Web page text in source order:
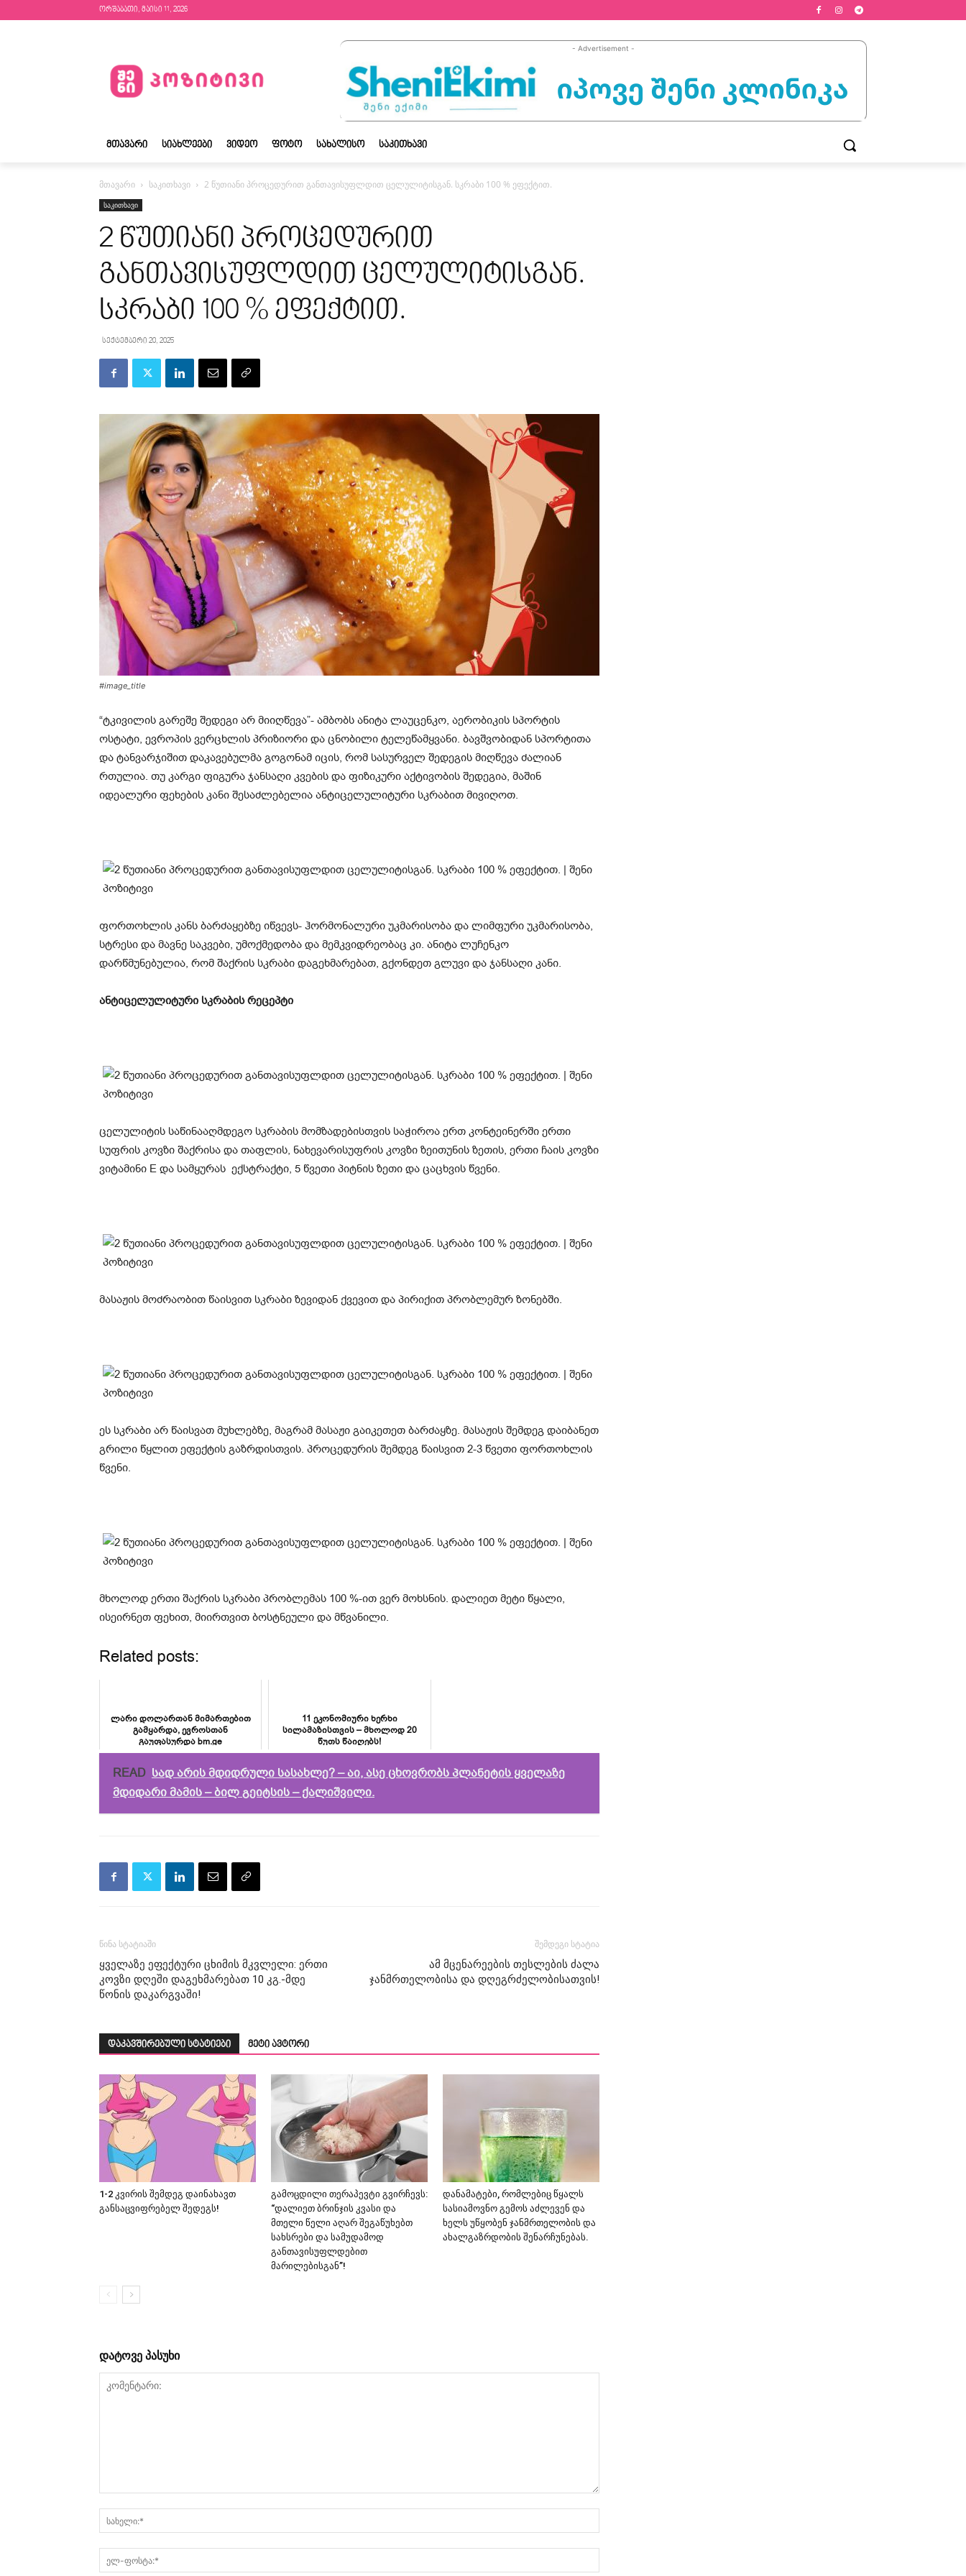
ორშაბათი, მაისი 11, 2026
- Advertisement -
ᲛᲗᲐᲕᲐᲠᲘ ᲡᲘᲐᲮᲚᲔᲔᲑᲘ ᲕᲘᲓᲔᲝ ᲤᲝᲢᲝ ᲡᲐᲮᲐᲚᲘᲡᲝ ᲡᲐᲙᲘᲗᲮᲐᲕᲘ
მთავარი საკითხავი 2 წუთიანი პროცედურით განთავისუფლდით ცელულიტისგან. სკრაბი 100 % ეფექტით.
საკითხავი
2 წუთიანი პროცედურით
განთავისუფლდით ცელულიტისგან.
სკრაბი 100 % ეფექტით.
სექტემბერი 20, 2025
#image_title
“ტკივილის გარეშე შედეგი არ მიიღწევა”- ამბობს ანიტა ლაუცენკო, აერობიკის სპორტის
ოსტატი, ევროპის ვერცხლის პრიზიორი და ცნობილი ტელეწამყვანი. ბავშვობიდან სპორტითა
და ტანვარჯიშით დაკავებულმა გოგონამ იცის, რომ სასურველ შედეგის მიღწევა ძალიან
რთულია. თუ კარგი ფიგურა ჯანსაღი კვების და ფიზიკური აქტივობის შედეგია, მაშინ
იდეალური ფეხების კანი შესაძლებელია ანტიცელულიტური სკრაბით მივიღოთ.
ფორთოხლის კანს ბარძაყებზე იწვევს- ჰორმონალური უკმარისობა და ლიმფური უკმარისობა,
სტრესი და მავნე საკვები, უმოქმედობა და მემკვიდრეობაც კი. ანიტა ლუჩენკო
დარწმუნებულია, რომ შაქრის სკრაბი დაგეხმარებათ, გქონდეთ გლუვი და ჯანსაღი კანი.
ანტიცელულიტური სკრაბის რეცეპტი
ცელულიტის საწინააღმდეგო სკრაბის მომზადებისთვის საჭიროა ერთ კონტეინერში ერთი
სუფრის კოვზი შაქრისა და თაფლის, ნახევარისუფრის კოვზი ზეითუნის ზეთის, ერთი ჩაის კოვზი
ვიტამინი E და სამყურას ექსტრაქტი, 5 წვეთი პიტნის ზეთი და ცაცხვის წვენი.
მასაჟის მოძრაობით წაისვით სკრაბი ზევიდან ქვევით და პირიქით პრობლემურ ზონებში.
ეს სკრაბი არ წაისვათ მუხლებზე, მაგრამ მასაჟი გაიკეთეთ ბარძაყზე. მასაჟის შემდეგ დაიბანეთ
გრილი წყლით ეფექტის გაზრდისთვის. პროცედურის შემდეგ წაისვით 2-3 წვეთი ფორთოხლის
წვენი.
მხოლოდ ერთი შაქრის სკრაბი პრობლემას 100 %-ით ვერ მოხსნის. დალიეთ მეტი წყალი,
ისეირნეთ ფეხით, მიირთვით ბოსტნეული და მწვანილი.
Related posts:
ლარი დოლართან მიმართებით
გამყარდა, ევროსთან
გაუფასურდა bm.ge
11 ეკონომიური ხერხი
სილამაზისთვის – მხოლოდ 20
წუთს წაიღებს!
READ სად არის მდიდრული სასახლე? – აი, ასე ცხოვრობს პლანეტის ყველაზე
მდიდარი მამის – ბილ გეიტსის – ქალიშვილი.
წინა სტატიაში
ყველაზე ეფექტური ცხიმის მკვლელი: ერთი
კოვზი დღეში დაგეხმარებათ 10 კგ.-მდე
წონის დაკარგვაში!
შემდეგი სტატია
ამ მცენარეების თესლების ძალა
ჯანმრთელობისა და დღეგრძელობისათვის!
დაკავშირებული სტატიები მეტი ავტორი
1-2 კვირის შემდეგ დაინახავთ
განსაცვიფრებელ შედეგს!
გამოცდილი თერაპევტი გვირჩევს:
“დალიეთ ბრინჯის კვასი და
მთელი წელი აღარ შეგაწუხებთ
სახსრები და სამუდამოდ
განთავისუფლდებით
მარილებისგან”!
დანამატები, რომლებიც წყალს
სასიამოვნო გემოს აძლევენ და
ხელს უწყობენ ჯანმრთელობის და
ახალგაზრდობის შენარჩუნებას.
დატოვე პასუხი